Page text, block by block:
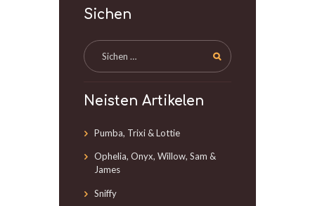
Sichen
Neisten Artikelen
Pumba, Trixi & Lottie
Ophelia, Onyx, Willow, Sam &
James
Sniffy